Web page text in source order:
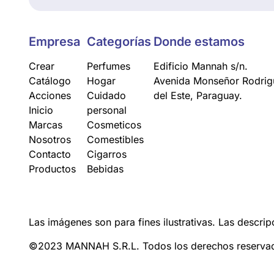
Empresa
Crear
Catálogo
Acciones
Inicio
Marcas
Nosotros
Contacto
Productos
Categorías
Perfumes
Hogar
Cuidado
personal
Cosmeticos
Comestibles
Cigarros
Bebidas
Donde estamos
Edificio Mannah s/n.
Avenida Monseñor
del Este, Paraguay.
Las imágenes son para fines ilustrativas. Las
©2023 MANNAH S.R.L. Todos los derechos